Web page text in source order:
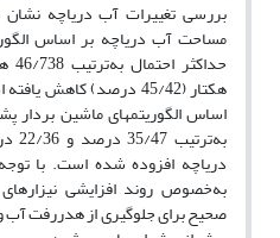
مساحت آب دریاچه بر اساس
هکتار (45/42 درصد)
اساس الگوریتم‏های ماشین بردار
دریاچه افزوده ‏شده است. با
به‌خصوص روند افزایشی
صحیح برای جلوگیری از هدررفت آب و